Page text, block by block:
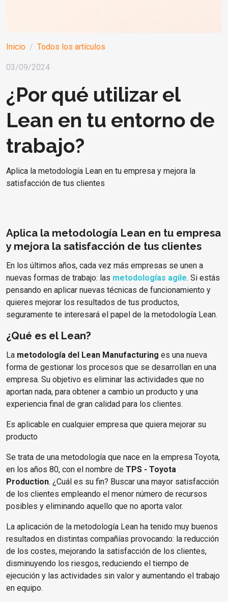
Inicio Todos los artículos
03/09/2024
¿Por qué utilizar el
Lean en tu entorno de
trabajo?
Aplica la metodología Lean en tu empresa y mejora la
satisfacción de tus clientes
Aplica la metodología Lean en tu empresa
y mejora la satisfacción de tus clientes
En los últimos años, cada vez más empresas se unen a
nuevas formas de trabajo: las metodologías agile. Si estás
pensando en aplicar nuevas técnicas de funcionamiento y
quieres mejorar los resultados de tus productos,
seguramente te interesará el papel de la metodología Lean.
¿Qué es el Lean?
La metodología del Lean Manufacturing es una nueva
forma de gestionar los procesos que se desarrollan en una
empresa. Su objetivo es eliminar las actividades que no
aportan nada, para obtener a cambio un producto y una
experiencia final de gran calidad para los clientes.
Es aplicable en cualquier empresa que quiera mejorar su
producto
Se trata de una metodología que nace en la empresa Toyota,
en los años 80, con el nombre de TPS - Toyota
Production. ¿Cuál es su fin? Buscar una mayor satisfacción
de los clientes empleando el menor número de recursos
posibles y eliminando aquello que no aporta valor.
La aplicación de la metodología Lean ha tenido muy buenos
resultados en distintas compañías provocando: la reducción
de los costes, mejorando la satisfacción de los clientes,
disminuyendo los riesgos, reduciendo el tiempo de
ejecución y las actividades sin valor y aumentando el trabajo
en equipo.